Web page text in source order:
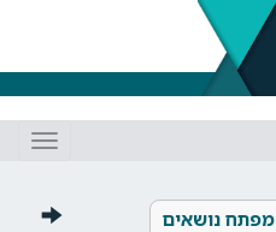
מפתח נושאים